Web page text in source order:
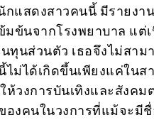
แสดงสาวคนนี้ มีรายงา
มข้นจากโรงพยาบาล แต่
ทุนส่วนตัว เธอจึงไม่สา
ม่ได้เกิดขึ้นเพียงแค่ในส
ห้วงการบันเทิงและสังค
งคนในวงการที่แม้จะมี